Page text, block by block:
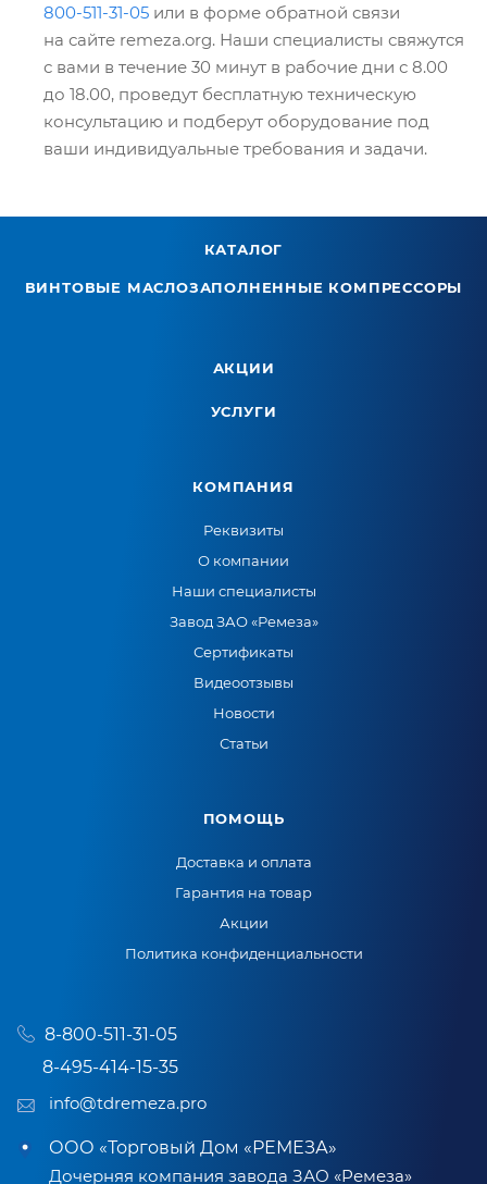
800-511-31-05 или в форме обратной связи
на сайте remeza.org. Наши специалисты свяжутся
с вами в течение 30 минут в рабочие дни с 8.00
до 18.00, проведут бесплатную техническую
консультацию и подберут оборудование под
ваши индивидуальные требования и задачи.
КАТАЛОГ
ВИНТОВЫЕ МАСЛОЗАПОЛНЕННЫЕ КОМПРЕССОРЫ
АКЦИИ
УСЛУГИ
КОМПАНИЯ
Реквизиты
О компании
Наши специалисты
Завод ЗАО «Ремеза»
Сертификаты
Видеоотзывы
Новости
Статьи
ПОМОЩЬ
Доставка и оплата
Гарантия на товар
Акции
Политика конфиденциальности
8-800-511-31-05
8-495-414-15-35
info@tdremeza.pro
ООО «Торговый Дом «РЕМЕЗА»
Дочерняя компания завода ЗАО «Ремеза»